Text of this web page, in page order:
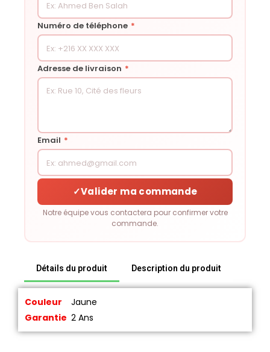
Numéro de téléphone *
Adresse de livraison *
Email *
✓Valider ma commande
Notre équipe vous contactera pour confirmer votre
commande.
Détails du produit Description du produit
Couleur
Jaune
Garantie 2 Ans